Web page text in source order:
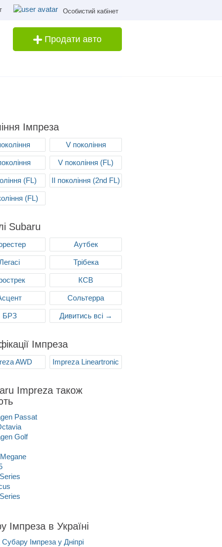
Особистий кабінет
Продати авто
Імпреза
V покоління
V покоління (FL)
(FL) II покоління (2nd FL)
(FL)
Subaru
Аутбек
Трібека
КСВ
Сольтерра
БРЗ Дивитись всі →
Імпреза
AWD Impreza Lineartronic
Impreza також
Passat
Golf
Імпреза в Україні
Імпреза у Дніпрі